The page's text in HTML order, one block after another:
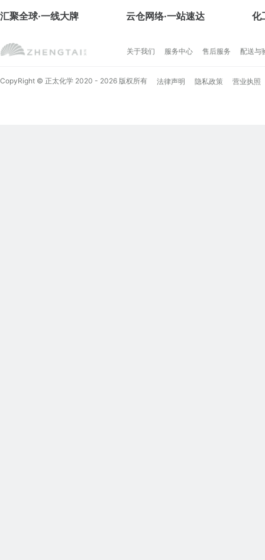
汇聚全球·一线大牌 云仓网络·一站速达 化
关于我们 服务中心 售后服务 配送与
CopyRight © 正太化学 2020 - 2026 版权所有 法律声明 隐私政策 营业执照